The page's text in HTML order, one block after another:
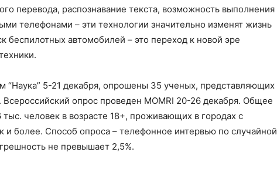
перевода, распознавание текста, возможность выполнения
телефонами – эти технологии значительно изменят жизнь
беспилотных автомобилей – это переход к новой эре
“Наука” 5-21 декабря, опрошены 35 ученых, представляющих
опрос проведен MOMRI 20-26 декабря. Общее
человек в возрасте 18+, проживающих в городах с
и более. Способ опроса – телефонное интервью по случайной
не превышает 2,5%.